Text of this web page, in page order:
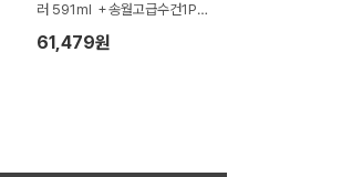
러 591ml ＋송월고급수건1P세
트
61,479원